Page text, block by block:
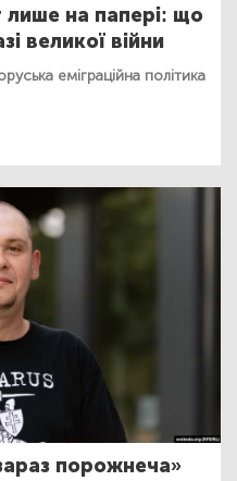
лише на папері: що
великої війни
еміграційна політика
порожнеча»